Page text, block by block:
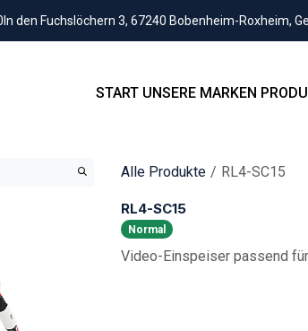
In den Fuchslöchern 3, 67240 Bobenheim-Roxheim,
START UNSERE MARKEN
Alle Produkte RL4-SC15
RL4-SC15
Normal
Video-Einspeiser passend